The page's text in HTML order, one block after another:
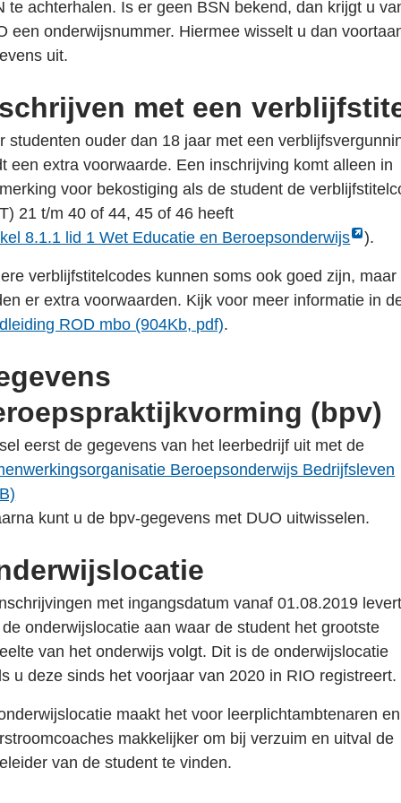
te achterhalen. Is er geen BSN bekend, dan krijgt u
een onderwijsnummer. Hiermee wisselt u dan
uit.
met een
studenten ouder dan 18 jaar met een
een extra voorwaarde. Een inschrijving komt alleen in
voor bekostiging als de student de
21 t/m 40 of 44, 45 of 46 heeft
8.1.1 lid 1 Wet Educatie en Beroepsonderwijs ).
verblijfstitelcodes kunnen soms ook goed zijn, maar
er extra voorwaarden. Kijk voor meer informatie in
ROD mbo (904Kb, pdf).
(bpv)
eerst de gegevens van het leerbedrijf uit met de
Beroepsonderwijs Bedrijfsleven
kunt u de bpv-gegevens met DUO uitwisselen.
met ingangsdatum vanaf 01.08.2019
onderwijslocatie aan waar de student het grootste
van het onderwijs volgt. Dit is de onderwijslocatie
u deze sinds het voorjaar van 2020 in RIO registreert.
maakt het voor leerplichtambtenaren en
makkelijker om bij verzuim en uitval de
van de student te vinden.